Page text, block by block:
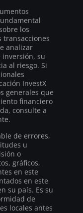
los
transacciones
analizar
inversión, su
al riesgo. Si
InvestX
generales que
financiero
consulte a
de errores,
u
o
gráficos,
en este
en este
su país. Es su
de
locales antes